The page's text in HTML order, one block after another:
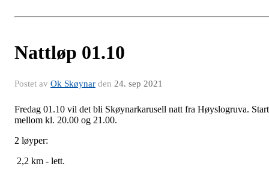
Nattløp 01.10
Postet av Ok Skøynar den 24. sep 2021
Fredag 01.10 vil det bli Skøynarkarusell natt fra Høyslogruva. Start
mellom kl. 20.00 og 21.00.
2 løyper:
2,2 km - lett.